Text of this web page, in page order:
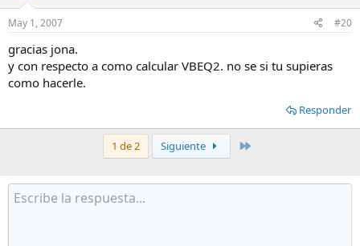
May 1, 2007 #20
gracias jona.
y con respecto a como calcular VBEQ2. no se si tu supieras
como hacerle.
Responder
1 de 2 Siguiente